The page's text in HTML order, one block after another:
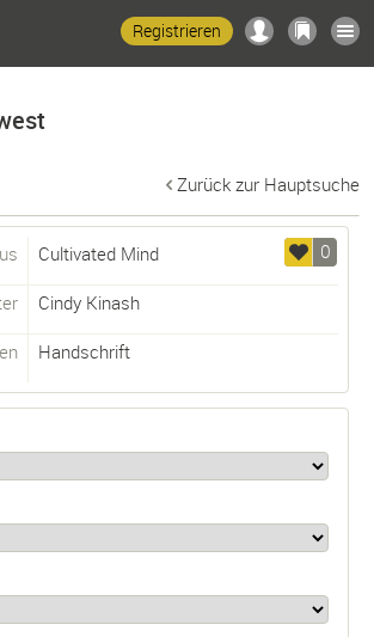
Registrieren
Zurück zur Hauptsuche
0
Cultivated Mind
Cindy Kinash
Handschrift